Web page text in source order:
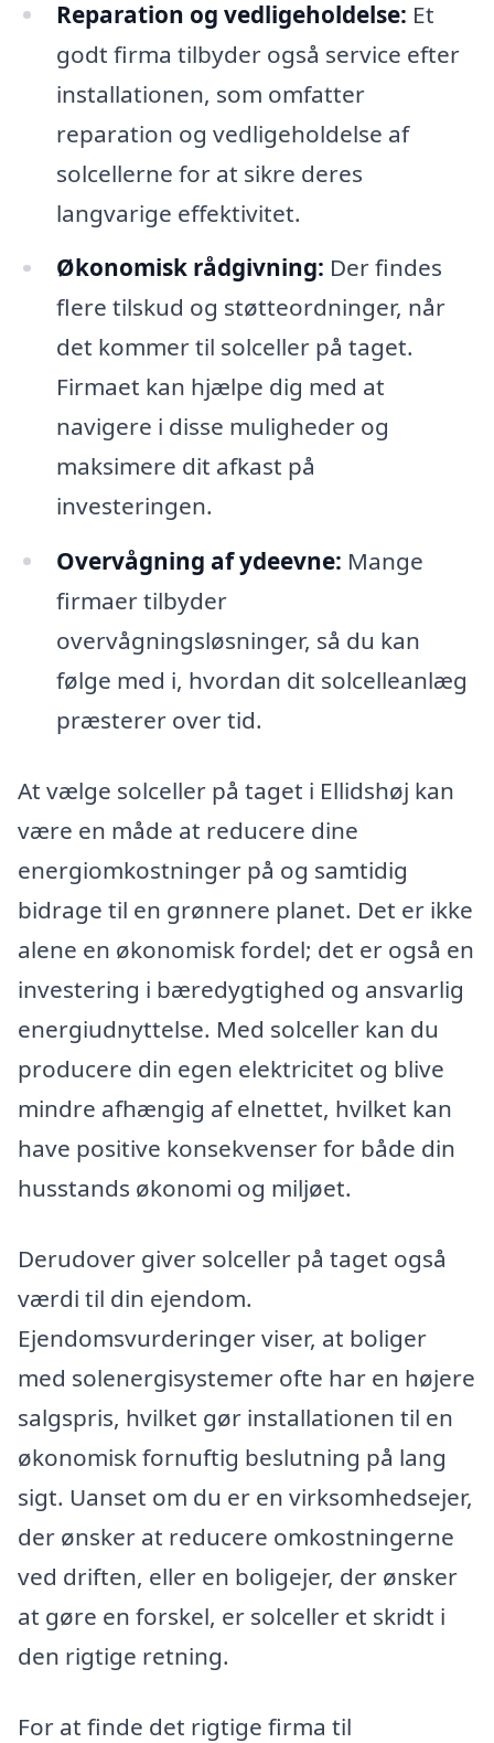
Reparation og vedligeholdelse: Et
godt firma tilbyder også service efter
installationen, som omfatter
reparation og vedligeholdelse af
solcellerne for at sikre deres
langvarige effektivitet.
Økonomisk rådgivning: Der findes
flere tilskud og støtteordninger, når
det kommer til solceller på taget.
Firmaet kan hjælpe dig med at
navigere i disse muligheder og
maksimere dit afkast på
investeringen.
Overvågning af ydeevne: Mange
firmaer tilbyder
overvågningsløsninger, så du kan
følge med i, hvordan dit solcelleanlæg
præsterer over tid.
At vælge solceller på taget i Ellidshøj kan
være en måde at reducere dine
energiomkostninger på og samtidig
bidrage til en grønnere planet. Det er ikke
alene en økonomisk fordel; det er også en
investering i bæredygtighed og ansvarlig
energiudnyttelse. Med solceller kan du
producere din egen elektricitet og blive
mindre afhængig af elnettet, hvilket kan
have positive konsekvenser for både din
husstands økonomi og miljøet.
Derudover giver solceller på taget også
værdi til din ejendom.
Ejendomsvurderinger viser, at boliger
med solenergisystemer ofte har en højere
salgspris, hvilket gør installationen til en
økonomisk fornuftig beslutning på lang
sigt. Uanset om du er en virksomhedsejer,
der ønsker at reducere omkostningerne
ved driften, eller en boligejer, der ønsker
at gøre en forskel, er solceller et skridt i
den rigtige retning.
For at finde det rigtige firma til